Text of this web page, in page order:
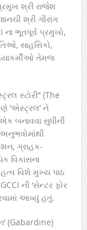
શ્રી રાજેશ
શ્રી ગૌરાંગ
ના ભૂતપૂર્વ પ્રમુખો,
સાહસિકો,
તેમજ
સ્ટોરી” (The
‘એસ્ટ્રલ’ ને
બનાવવા સુધીની
ગ્રાહક-
વિકાસના
વિશે મુખ્ય પાઠ
ની ‘સેન્ટર ફોર
આવ્યું હતું.
(Gabardine)